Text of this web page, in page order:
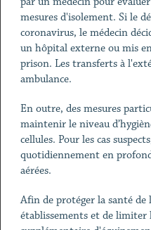
mesures d'isolement. Si le
coronavirus, le médecin
un hôpital externe ou mis
prison. Les transferts à
ambulance.
En outre, des mesures
maintenir le niveau
cellules. Pour les cas
quotidiennement en
aérées.
Afin de protéger la santé de
établissements et de limiter